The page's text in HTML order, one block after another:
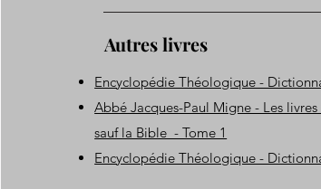
Autres livres
Encyclopédie Théologique -
Abbé Jacques-Paul Migne - Les
sauf la Bible - Tome 1
Encyclopédie Théologique -